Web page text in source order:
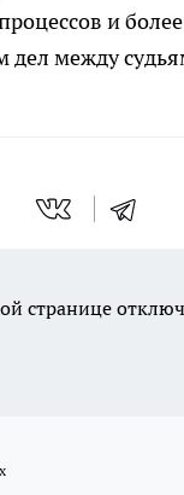
и
дел между
странице